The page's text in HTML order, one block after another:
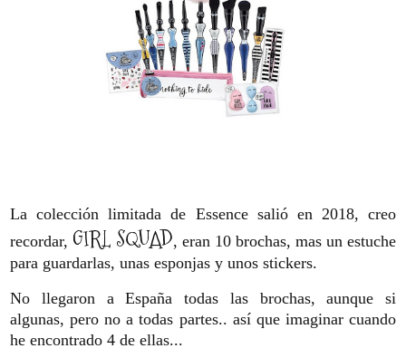
La colección limitada de Essence salió en 2018, creo
recordar, GIRL SQUAD, eran 10 brochas, mas un estuche
para guardarlas, unas esponjas y unos stickers.
No llegaron a España todas las brochas, aunque si
algunas, pero no a todas partes.. así que imaginar cuando
he encontrado 4 de ellas...